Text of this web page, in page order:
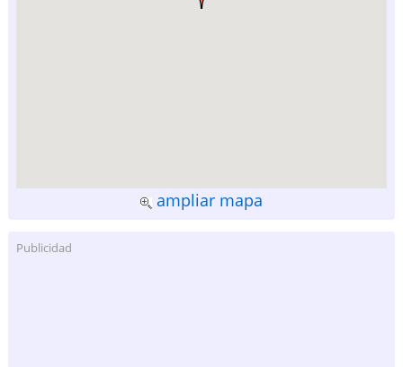
ampliar mapa
Publicidad